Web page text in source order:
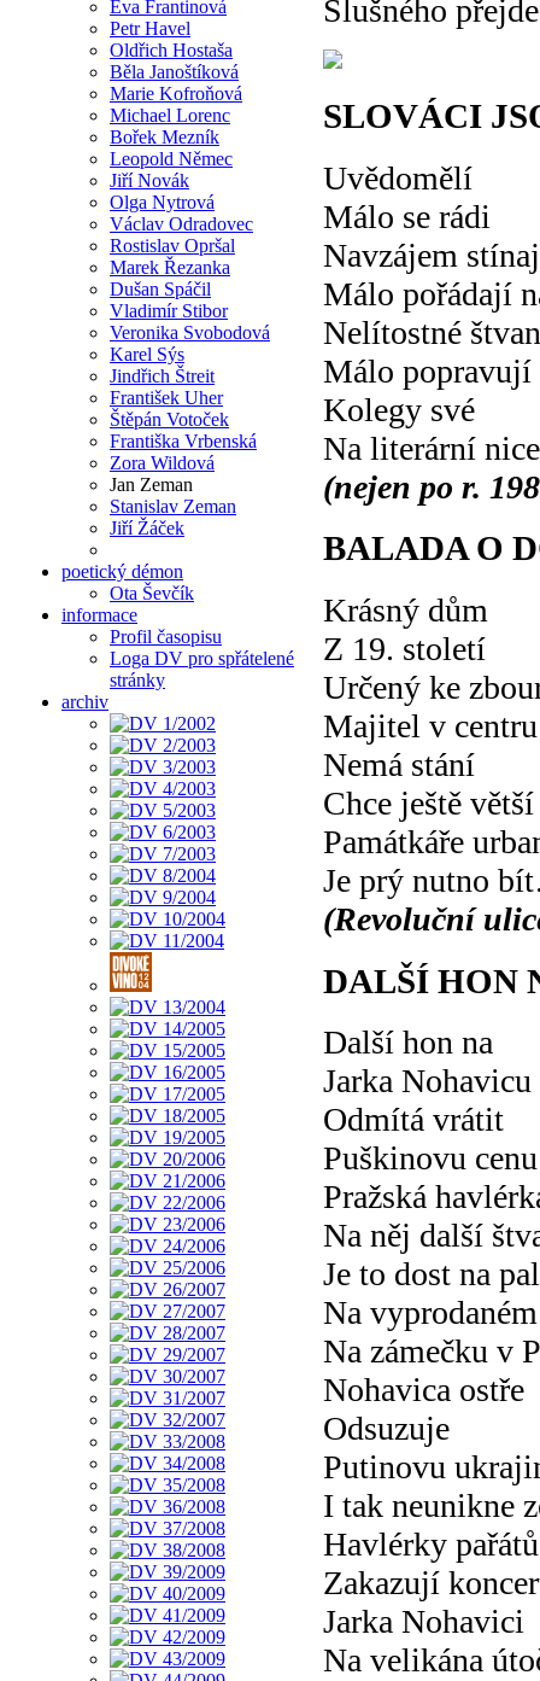
Eva Frantinová
Petr Havel
Oldřich Hostaša
Běla Janoštíková
Marie Kofroňová
Michael Lorenc
Bořek Mezník
Leopold Němec
Jiří Novák
Olga Nytrová
Václav Odradovec
Rostislav Opršal
Marek Řezanka
Dušan Spáčil
Vladimír Stibor
Veronika Svobodová
Karel Sýs
Jindřich Štreit
František Uher
Štěpán Votoček
Františka Vrbenská
Zora Wildová
Jan Zeman
Stanislav Zeman
Jiří Žáček
poetický démon
Ota Ševčík
informace
Profil časopisu
Loga DV pro spřátelené
stránky
archiv
Slušného
SLOVÁCI
Uvědomělí
Málo se rádi
Navzájem
Málo pořádají
Nelítostné
Málo popravují
Kolegy své
Na literární
(nejen po r.
BALADA O
Krásný dům
Z 19. století
Určený ke
Majitel v
Nemá stání
Chce ještě
Památkáře
Je prý nutno
(Revoluční
DALŠÍ HON
Další hon na
Jarka Nohavicu
Odmítá vrátit
Puškinovu cenu
Pražská
Na něj další
Je to dost na
Na
Na zámečku v
Nohavica ostře
Odsuzuje
Putinovu
I tak neunikne
Havlérky
Zakazují
Jarka Nohavici
Na velikána